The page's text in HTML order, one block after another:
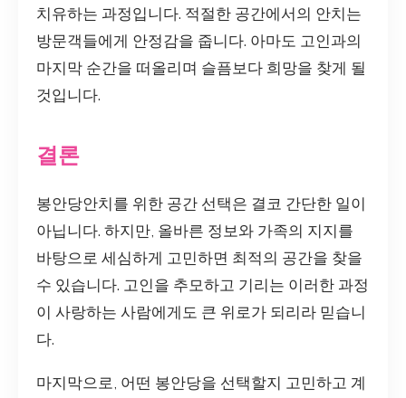
치유하는 과정입니다. 적절한 공간에서의 안치는
방문객들에게 안정감을 줍니다. 아마도 고인과의
마지막 순간을 떠올리며 슬픔보다 희망을 찾게 될
것입니다.
결론
봉안당안치를 위한 공간 선택은 결코 간단한 일이
아닙니다. 하지만, 올바른 정보와 가족의 지지를
바탕으로 세심하게 고민하면 최적의 공간을 찾을
수 있습니다. 고인을 추모하고 기리는 이러한 과정
이 사랑하는 사람에게도 큰 위로가 되리라 믿습니
다.
마지막으로, 어떤 봉안당을 선택할지 고민하고 계